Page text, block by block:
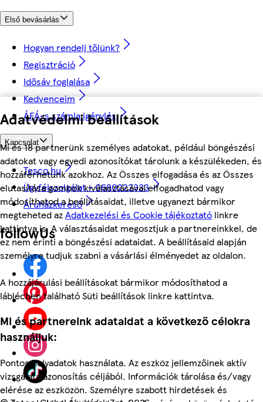
Adatvédelmi beállítások
Mi és 18 partnerünk személyes adatokat, például böngészési
adatokat vagy egyedi azonosítókat tárolunk a készülékeden, és
hozzáférhetünk azokhoz. Az Összes elfogadása és az Összes
elutasítása gombok kiválasztásával elfogadhatod vagy
módosíthatod a beállításaidat, illetve ugyanezt bármikor
megteheted azAdatkezelési és Cookie tájékoztató linkre
kattintva is. A választásaidat megosztjuk a partnereinkkel, de
ez nem érinti a böngészési adataidat. A beállításaid alapján
személyre tudjuk szabni a vásárlási élményedet az oldalon.
A hozzájárulási beállításokat bármikor módosíthatod a
láblécben található Süti beállítások linkre kattintva.
Mi és partnereink adataidat a következő célokra
használjuk:
Pontos helyadatok használata. Az eszköz jellemzőinek aktív
vizsgálata azonosítás céljából. Információk tárolása és/vagy
elérése az eszközön. Személyre szabott hirdetések és
Első bevásárlás
Hogyan rendelj tőlünk?
Regisztráció
Idősáv foglalása
Kedvenceim
ÁFÁ-s számla igénylés
Kapcsolat
Tesco.hu
Ügyfélszolgálat - 0680222333
Áruházkereső
followUs